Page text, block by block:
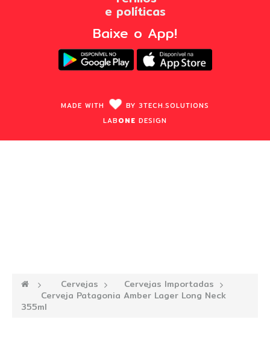
e políticas
Baixe o App!
MADE WITH BY 3TECH.SOLUTIONS
LABONE DESIGN
—› Cervejas —›
Cervejas Importadas
Cerveja Patagonia Amber Lager Long Neck
355ml